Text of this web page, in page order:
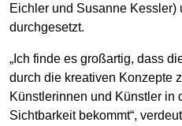
Eichler und Susanne Kessler)
durchgesetzt.
„Ich finde es großartig, dass
durch die kreativen Konzepte
Künstlerinnen und Künstler in
Sichtbarkeit bekommt“,